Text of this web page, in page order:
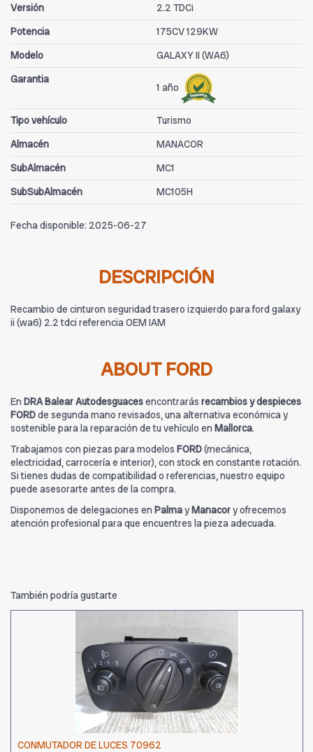
Versión
2.2 TDCi
Potencia
175CV 129KW
Modelo
GALAXY II (WA6)
Garantia
1 año
Tipo vehículo
Turismo
Almacén
MANACOR
SubAlmacén
MC1
SubSubAlmacén
MC105H
Fecha disponible: 2025-06-27
DESCRIPCIÓN
Recambio de cinturon seguridad trasero izquierdo para ford galaxy
ii (wa6) 2.2 tdci referencia OEM IAM
ABOUT FORD
En DRA Balear Autodesguacesencontrarás recambios y despieces
FORDde segunda mano revisados, una alternativa económica y
sostenible para la reparación de tu vehículo en Mallorca.
Trabajamos con piezas para modelos FORD(mecánica,
electricidad, carrocería e interior), con stock en constante rotación.
Si tienes dudas de compatibilidad o referencias, nuestro equipo
puede asesorarte antes de la compra.
Disponemos de delegaciones en PalmayManacory ofrecemos
atención profesional para que encuentres la pieza adecuada.
También podría gustarte
CONMUTADOR DE LUCES 70962